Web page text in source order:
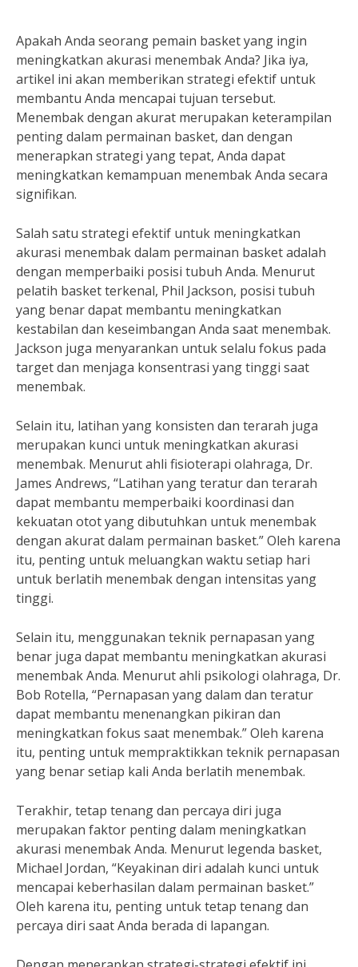
Apakah Anda seorang pemain basket yang ingin
meningkatkan akurasi menembak Anda? Jika iya,
artikel ini akan memberikan strategi efektif untuk
membantu Anda mencapai tujuan tersebut.
Menembak dengan akurat merupakan keterampilan
penting dalam permainan basket, dan dengan
menerapkan strategi yang tepat, Anda dapat
meningkatkan kemampuan menembak Anda secara
signifikan.
Salah satu strategi efektif untuk meningkatkan
akurasi menembak dalam permainan basket adalah
dengan memperbaiki posisi tubuh Anda. Menurut
pelatih basket terkenal, Phil Jackson, posisi tubuh
yang benar dapat membantu meningkatkan
kestabilan dan keseimbangan Anda saat menembak.
Jackson juga menyarankan untuk selalu fokus pada
target dan menjaga konsentrasi yang tinggi saat
menembak.
Selain itu, latihan yang konsisten dan terarah juga
merupakan kunci untuk meningkatkan akurasi
menembak. Menurut ahli fisioterapi olahraga, Dr.
James Andrews, “Latihan yang teratur dan terarah
dapat membantu memperbaiki koordinasi dan
kekuatan otot yang dibutuhkan untuk menembak
dengan akurat dalam permainan basket.” Oleh karena
itu, penting untuk meluangkan waktu setiap hari
untuk berlatih menembak dengan intensitas yang
tinggi.
Selain itu, menggunakan teknik pernapasan yang
benar juga dapat membantu meningkatkan akurasi
menembak Anda. Menurut ahli psikologi olahraga, Dr.
Bob Rotella, “Pernapasan yang dalam dan teratur
dapat membantu menenangkan pikiran dan
meningkatkan fokus saat menembak.” Oleh karena
itu, penting untuk mempraktikkan teknik pernapasan
yang benar setiap kali Anda berlatih menembak.
Terakhir, tetap tenang dan percaya diri juga
merupakan faktor penting dalam meningkatkan
akurasi menembak Anda. Menurut legenda basket,
Michael Jordan, “Keyakinan diri adalah kunci untuk
mencapai keberhasilan dalam permainan basket.”
Oleh karena itu, penting untuk tetap tenang dan
percaya diri saat Anda berada di lapangan.